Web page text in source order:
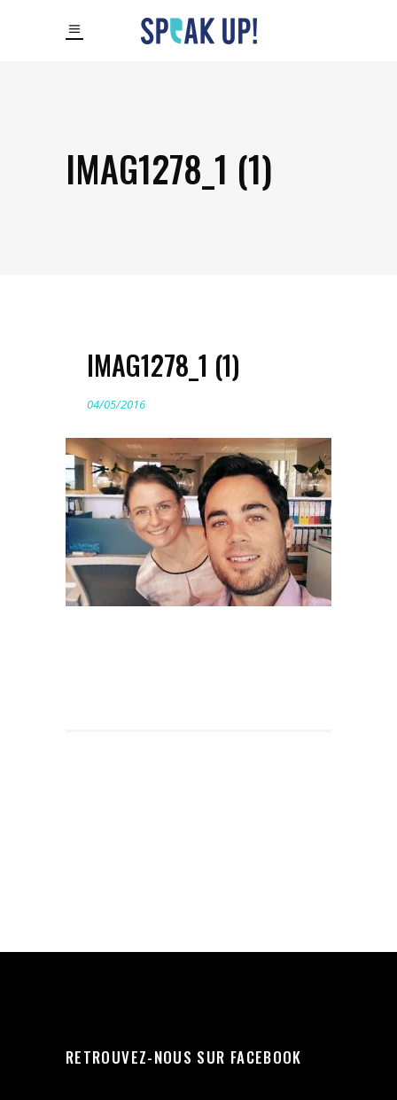
IMAG1278_1 (1)
IMAG1278_1 (1)
04/05/2016
RETROUVEZ-NOUS SUR FACEBOOK